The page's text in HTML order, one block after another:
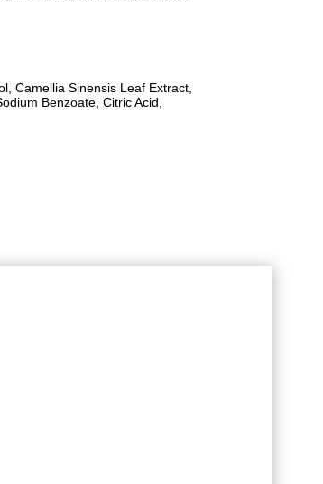
Camellia Sinensis Leaf Extract,
Benzoate, Citric Acid,